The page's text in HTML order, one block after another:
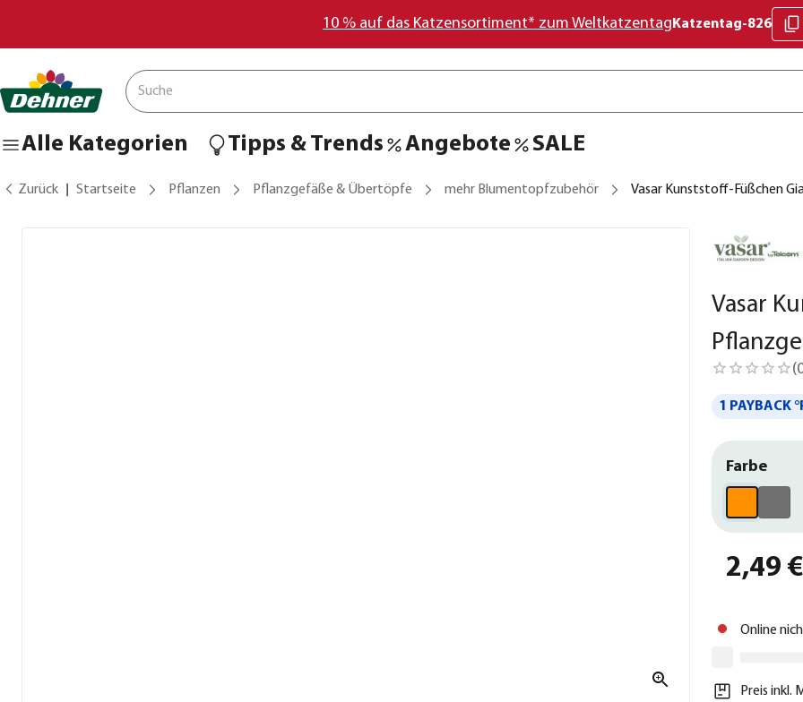
10 % auf das Katzensortiment* zum Weltkatzentag Katzentag-826
Alle Kategorien Tipps & Trends Angebote SALE
Zurück Startseite Pflanzen Pflanzgefäße & Übertöpfe mehr Blumentopfzubehör Vasar Kunststoff-Füßchen
Vasar
(
1 PAYBACK
Farbe
2,49 €
Online
Preis inkl.